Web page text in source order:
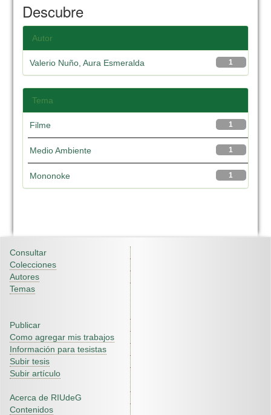
Descubre
Autor
1
Valerio Nuño, Aura Esmeralda
Tema
1
Filme
1
Medio Ambiente
1
Mononoke
Consultar
Colecciones
Autores
Temas
Publicar
Como agregar mis trabajos
Información para tesistas
Subir tesis
Subir artículo
Acerca de RIUdeG
Contenidos